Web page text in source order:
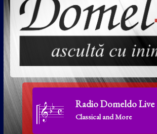
Radio Domeldo Live
Classical and More